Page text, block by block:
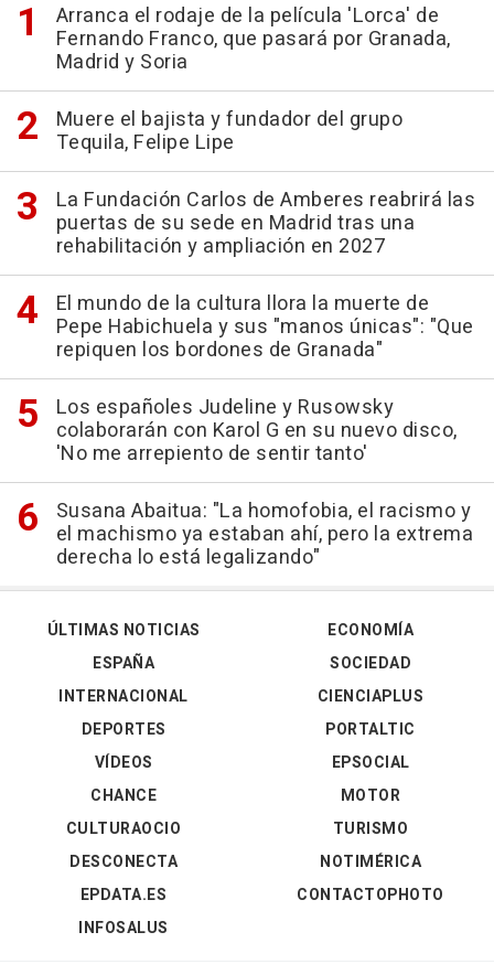
Arranca el rodaje de la película 'Lorca' de
Fernando Franco, que pasará por Granada,
Madrid y Soria
Muere el bajista y fundador del grupo
Tequila, Felipe Lipe
La Fundación Carlos de Amberes reabrirá las
puertas de su sede en Madrid tras una
rehabilitación y ampliación en 2027
El mundo de la cultura llora la muerte de
Pepe Habichuela y sus "manos únicas": "Que
repiquen los bordones de Granada"
Los españoles Judeline y Rusowsky
colaborarán con Karol G en su nuevo disco,
'No me arrepiento de sentir tanto'
Susana Abaitua: "La homofobia, el racismo y
el machismo ya estaban ahí, pero la extrema
derecha lo está legalizando"
ÚLTIMAS NOTICIAS
ESPAÑA
INTERNACIONAL
DEPORTES
VÍDEOS
ECONOMÍA
SOCIEDAD
CIENCIAPLUS
PORTALTIC
EPSOCIAL
CHANCE
CULTURAOCIO
DESCONECTA
EPDATA.ES
INFOSALUS
MOTOR
TURISMO
NOTIMÉRICA
CONTACTOPHOTO